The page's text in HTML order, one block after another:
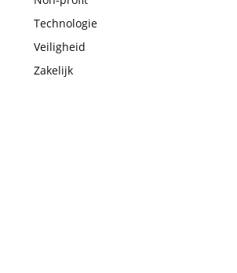
Technologie
Veiligheid
Zakelijk